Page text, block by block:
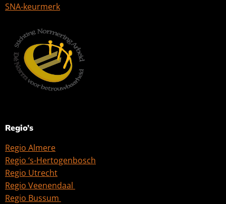
SNA-keurmerk
Regio’s
Regio Almere
Regio ‘s-Hertogenbosch
Regio Utrecht
Regio Veenendaal
Regio Bussum